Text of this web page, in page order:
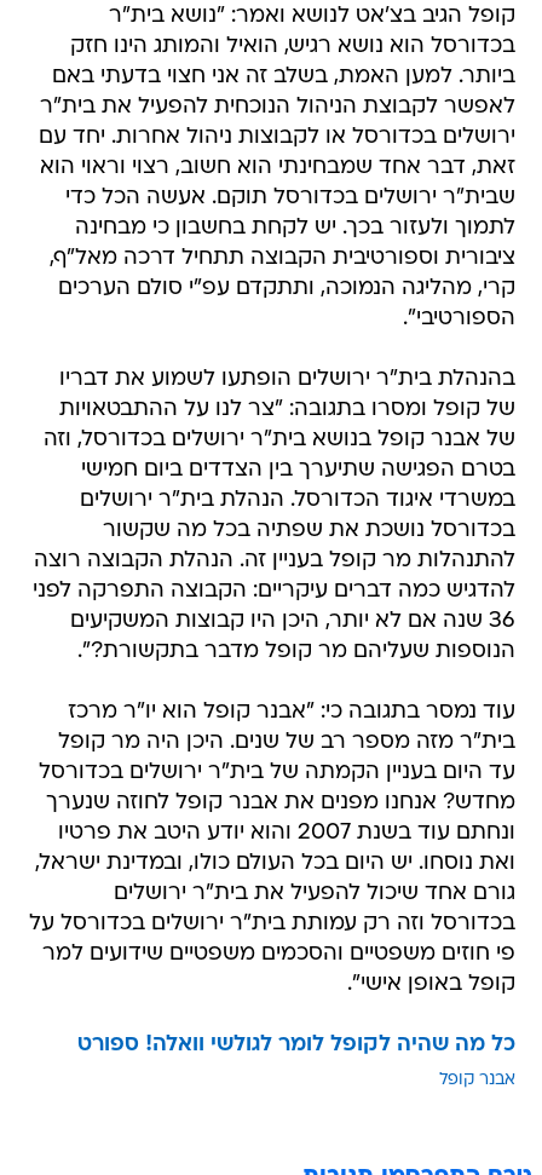
קופל הגיב בצ'אט לנושא ואמר: "נושא בית"ר
בכדורסל הוא נושא רגיש, הואיל והמותג הינו חזק
ביותר. למען האמת, בשלב זה אני חצוי בדעתי באם
לאפשר לקבוצת הניהול הנוכחית להפעיל את בית"ר
ירושלים בכדורסל או לקבוצות ניהול אחרות. יחד עם
זאת, דבר אחד שמבחינתי הוא חשוב, רצוי וראוי הוא
שבית"ר ירושלים בכדורסל תוקם. אעשה הכל כדי
לתמוך ולעזור בכך. יש לקחת בחשבון כי מבחינה
ציבורית וספורטיבית הקבוצה תתחיל דרכה מאל"ף,
קרי, מהליגה הנמוכה, ותתקדם עפ"י סולם הערכים
הספורטיבי".
בהנהלת בית"ר ירושלים הופתעו לשמוע את דבריו
של קופל ומסרו בתגובה: "צר לנו על ההתבטאויות
של אבנר קופל בנושא בית"ר ירושלים בכדורסל, וזה
בטרם הפגישה שתיערך בין הצדדים ביום חמישי
במשרדי איגוד הכדורסל. הנהלת בית"ר ירושלים
בכדורסל נושכת את שפתיה בכל מה שקשור
להתנהלות מר קופל בעניין זה. הנהלת הקבוצה רוצה
להדגיש כמה דברים עיקריים: הקבוצה התפרקה לפני
36 שנה אם לא יותר, היכן היו קבוצות המשקיעים
הנוספות שעליהם מר קופל מדבר בתקשורת?".
עוד נמסר בתגובה כי: "אבנר קופל הוא יו"ר מרכז
בית"ר מזה מספר רב של שנים. היכן היה מר קופל
עד היום בעניין הקמתה של בית"ר ירושלים בכדורסל
מחדש? אנחנו מפנים את אבנר קופל לחוזה שנערך
ונחתם עוד בשנת 2007 והוא יודע היטב את פרטיו
ואת נוסחו. יש היום בכל העולם כולו, ובמדינת ישראל,
גורם אחד שיכול להפעיל את בית"ר ירושלים
בכדורסל וזה רק עמותת בית"ר ירושלים בכדורסל על
פי חוזים משפטיים והסכמים משפטיים שידועים למר
קופל באופן אישי".
כל מה שהיה לקופל לומר לגולשי וואלה! ספורט
אבנר קופל